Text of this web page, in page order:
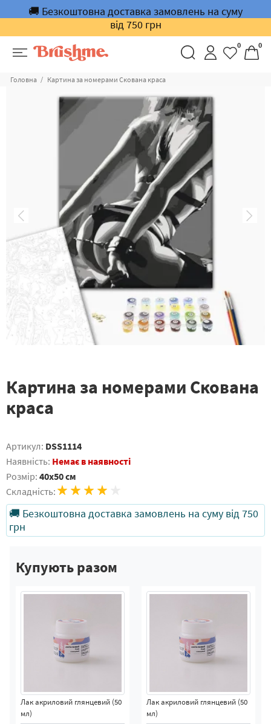
🚚 Безкоштовна доставка замовлень на суму
від 750 грн
0 0
Головна Картина за номерами Скована краса
Картина за номерами Скована
краса
Артикул: DSS1114
Наявність: Немає в наявності
Розмір: 40x50 см
Складність:
🚚 Безкоштовна доставка замовлень на суму від 750
грн
Купують разом
Лак акриловий глянцевий (50
мл)
Лак акриловий глянцевий (50
мл)